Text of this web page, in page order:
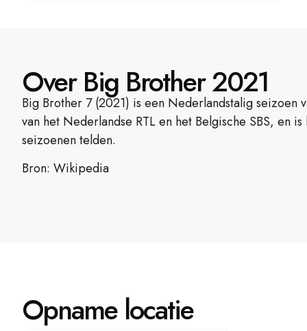
Over Big Brother 2021
Big Brother 7 (2021) is een Nederlandstalig
van het Nederlandse RTL en het Belgische SBS,
seizoenen telden.
Bron: Wikipedia
Opname locatie